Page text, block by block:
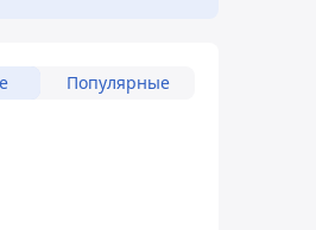
Популярные